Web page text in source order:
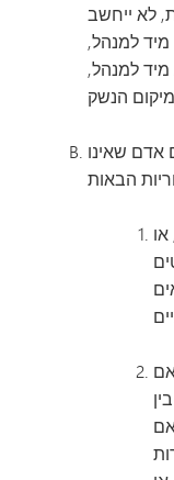
לא ייחשב
למנהל,
למנהל,
אדם שאינו